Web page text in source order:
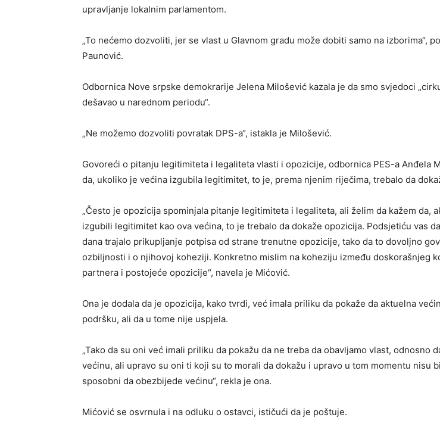
upravljanje lokalnim parlamentom.
„To nećemo dozvoliti, jer se vlast u Glavnom gradu može dobiti samo na izborima“,
Paunović.
Odbornica Nove srpske demokrarije Jelena Milošević kazala je da smo svjedoci
dešavao u narednom periodu“.
„Ne možemo dozvoliti povratak DPS-a“, istakla je Milošević.
Govoreći o pitanju legitimiteta i legaliteta vlasti i opozicije, odbornica PES-a Anđela
da, ukoliko je većina izgubila legitimitet, to je, prema njenim riječima, trebalo da
„Često je opozicija spominjala pitanje legitimiteta i legaliteta, ali želim da kažem da,
izgubili legitimitet kao ova većina, to je trebalo da dokaže opozicija. Podsjetiću vas
dana trajalo prikupljanje potpisa od strane trenutne opozicije, tako da to dovoljno
ozbiljnosti i o njihovoj koheziji. Konkretno mislim na koheziju između doskorašnjeg
partnera i postojeće opozicije“, navela je Mićović.
Ona je dodala da je opozicija, kako tvrdi, već imala priliku da pokaže da aktuelna
podršku, ali da u tome nije uspjela.
„Tako da su oni već imali priliku da pokažu da ne treba da obavljamo vlast, odnosno
većinu, ali upravo su oni ti koji su to morali da dokažu i upravo u tom momentu nisu
sposobni da obezbijede većinu“, rekla je ona.
Mićović se osvrnula i na odluku o ostavci, ističući da je poštuje.